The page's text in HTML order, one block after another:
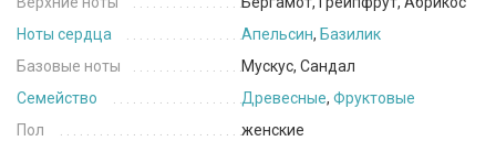
Ноты сердца
Апельсин, Базилик
Базовые ноты
Мускус, Сандал
Семейство
Древесные, Фруктовые
Пол
женские